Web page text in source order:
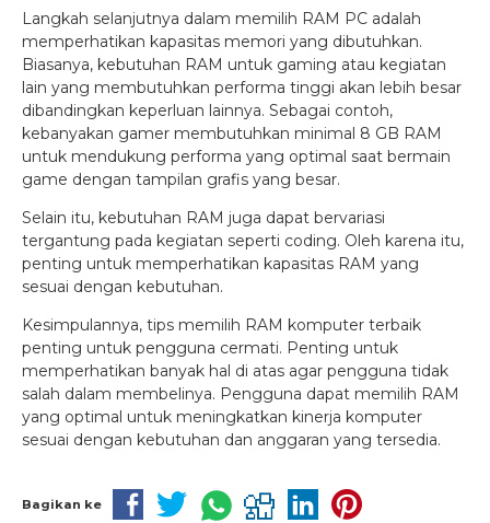
Langkah selanjutnya dalam memilih RAM PC adalah
memperhatikan kapasitas memori yang dibutuhkan.
Biasanya, kebutuhan RAM untuk gaming atau kegiatan
lain yang membutuhkan performa tinggi akan lebih besar
dibandingkan keperluan lainnya. Sebagai contoh,
kebanyakan gamer membutuhkan minimal 8 GB RAM
untuk mendukung performa yang optimal saat bermain
game dengan tampilan grafis yang besar.
Selain itu, kebutuhan RAM juga dapat bervariasi
tergantung pada kegiatan seperti coding. Oleh karena itu,
penting untuk memperhatikan kapasitas RAM yang
sesuai dengan kebutuhan.
Kesimpulannya, tips memilih RAM komputer terbaik
penting untuk pengguna cermati. Penting untuk
memperhatikan banyak hal di atas agar pengguna tidak
salah dalam membelinya. Pengguna dapat memilih RAM
yang optimal untuk meningkatkan kinerja komputer
sesuai dengan kebutuhan dan anggaran yang tersedia.
Bagikan ke